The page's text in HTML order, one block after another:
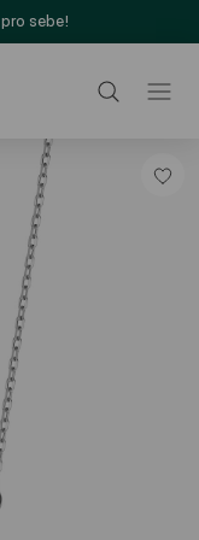
sebe!